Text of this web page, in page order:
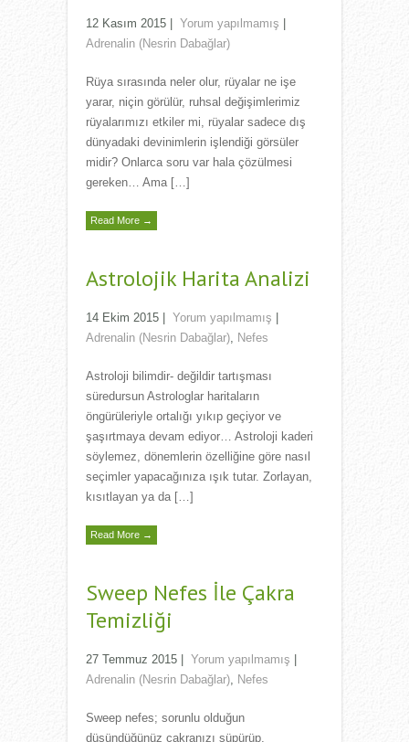
12 Kasım 2015 Yorum yapılmamış
Adrenalin (Nesrin Dabağlar)
Rüya sırasında neler olur, rüyalar ne işe
yarar, niçin görülür, ruhsal değişimlerimiz
rüyalarımızı etkiler mi, rüyalar sadece dış
dünyadaki devinimlerin işlendiği görsüler
midir? Onlarca soru var hala çözülmesi
gereken… Ama […]
Read More →
Astrolojik Harita Analizi
14 Ekim 2015 Yorum yapılmamış
Adrenalin (Nesrin Dabağlar), Nefes
Astroloji bilimdir- değildir tartışması
süredursun Astrologlar haritaların
öngürüleriyle ortalığı yıkıp geçiyor ve
şaşırtmaya devam ediyor… Astroloji kaderi
söylemez, dönemlerin özelliğine göre nasıl
seçimler yapacağınıza ışık tutar. Zorlayan,
kısıtlayan ya da […]
Read More →
Sweep Nefes İle Çakra
Temizliği
27 Temmuz 2015 Yorum yapılmamış
Adrenalin (Nesrin Dabağlar), Nefes
Sweep nefes; sorunlu olduğun
düşündüğünüz çakranızı süpürüp,